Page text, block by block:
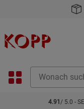
4.91 / 5.0 -